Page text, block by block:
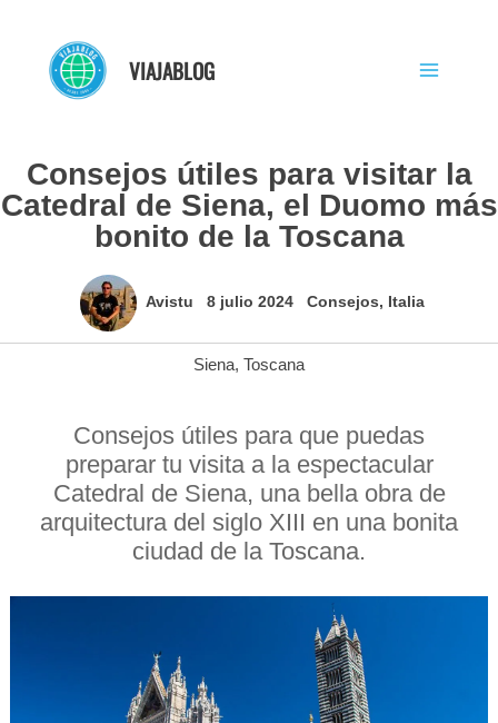
contenido
VIAJABLOG
Consejos útiles para visitar la
Catedral de Siena, el Duomo más
bonito de la Toscana
Avistu 8 julio 2024 Consejos, Italia
Siena, Toscana
Consejos útiles para que puedas
preparar tu visita a la espectacular
Catedral de Siena, una bella obra de
arquitectura del siglo XIII en una bonita
ciudad de la Toscana.